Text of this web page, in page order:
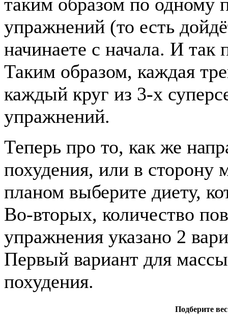
упражнений (то есть
начинаете с начала. И так
Таким образом, каждая
каждый круг из 3-х
упражнений.
Теперь про то, как же
похудения, или в
планом выберите диету,
Во-вторых, количество
упражнения указано 2
Первый вариант для
похудения.
Подберите